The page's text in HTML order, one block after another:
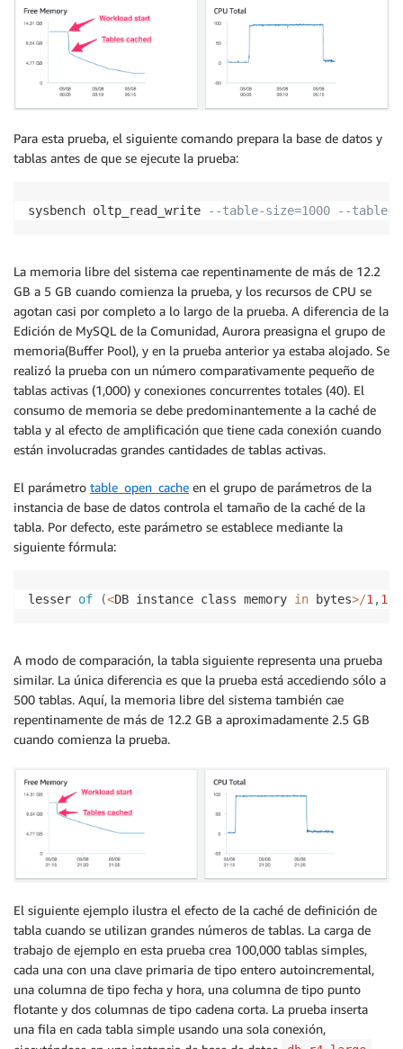
Para esta prueba, el siguiente comando prepara la base de datos y
tablas antes de que se ejecute la prueba:
sysbench oltp_read_write --table-size=1000 --
La memoria libre del sistema cae repentinamente de más de 12.2
GB a 5 GB cuando comienza la prueba, y los recursos de CPU se
agotan casi por completo a lo largo de la prueba. A diferencia de la
Edición de MySQL de la Comunidad, Aurora preasigna el grupo de
memoria(Buffer Pool), y en la prueba anterior ya estaba alojado. Se
realizó la prueba con un número comparativamente pequeño de
tablas activas (1,000) y conexiones concurrentes totales (40). El
consumo de memoria se debe predominantemente a la caché de
tabla y al efecto de amplificación que tiene cada conexión cuando
están involucradas grandes cantidades de tablas activas.
El parámetro table_open_cache en el grupo de parámetros de la
instancia de base de datos controla el tamaño de la caché de la
tabla. Por defecto, este parámetro se establece mediante la
siguiente fórmula:
lesser of (<DB instance class memory in bytes>/1 ,179
A modo de comparación, la tabla siguiente representa una prueba
similar. La única diferencia es que la prueba está accediendo sólo a
500 tablas. Aquí, la memoria libre del sistema también cae
repentinamente de más de 12.2 GB a aproximadamente 2.5 GB
cuando comienza la prueba.
El siguiente ejemplo ilustra el efecto de la caché de definición de
tabla cuando se utilizan grandes números de tablas. La carga de
trabajo de ejemplo en esta prueba crea 100,000 tablas simples,
cada una con una clave primaria de tipo entero autoincremental,
una columna de tipo fecha y hora, una columna de tipo punto
flotante y dos columnas de tipo cadena corta. La prueba inserta
una fila en cada tabla simple usando una sola conexión,